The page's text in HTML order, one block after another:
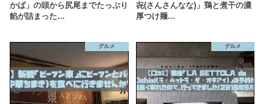
かば」の頭から尻尾までたっぷり
餡が詰まった…
㐂(さんさんなな)」鶏と煮干の濃
厚つけ麺…
グルメ グルメ